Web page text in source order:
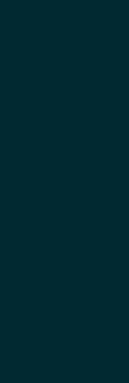
öffnet ein neues Fenster)